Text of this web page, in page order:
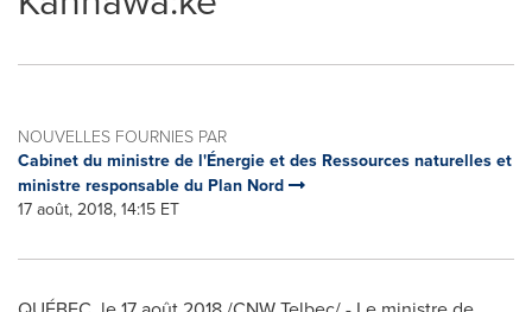
NOUVELLES FOURNIES PAR
Cabinet du ministre de l'Énergie et des Ressources naturelles et
ministre responsable du Plan Nord
17 août, 2018, 14:15 ET